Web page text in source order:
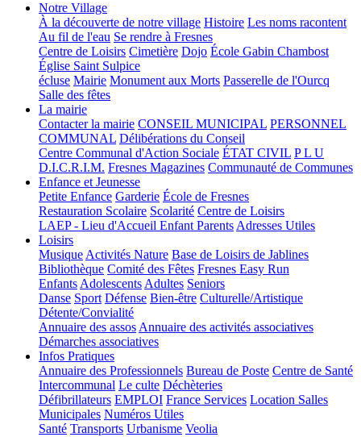
Notre Village
À la découverte de notre village Histoire Les noms racontent
Au fil de l'eau Se rendre à Fresnes
Centre de Loisirs Cimetière Dojo École Gabin Chambost
Église Saint Sulpice
écluse Mairie Monument aux Morts Passerelle de l'Ourcq
Salle des fêtes
La mairie
Contacter la mairie CONSEIL MUNICIPAL PERSONNEL
COMMUNAL Délibérations du Conseil
Centre Communal d'Action Sociale ÉTAT CIVIL P L U
D.I.C.R.I.M. Fresnes Magazines Communauté de Communes
Enfance et Jeunesse
Petite Enfance Garderie École de Fresnes
Restauration Scolaire Scolarité Centre de Loisirs
LAEP - Lieu d'Accueil Enfant ParentsAdresses Utiles
Loisirs
MusiqueActivités Nature Base de Loisirs de Jablines
Bibliothèque Comité des Fêtes Fresnes Easy Run
EnfantsAdolescentsAdultes Seniors
Danse Sport Défense Bien-être Culturelle/Artistique
Détente/Convialité
Annuaire des assosAnnuaire des activités associatives
Démarches associatives
Infos Pratiques
Annuaire des Professionnels Bureau de Poste Centre de Santé
Intercommunal Le culte Déchèteries
Défibrillateurs EMPLOI France Services Location Salles
Municipales Numéros Utiles
Santé Transports Urbanisme Veolia